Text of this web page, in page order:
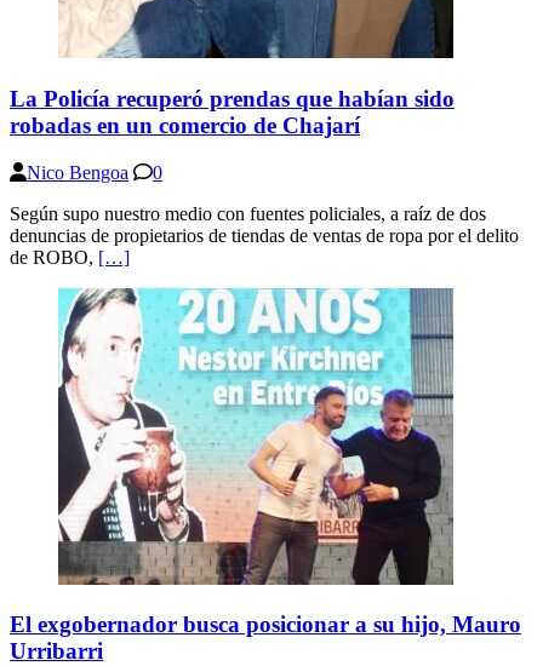
La Policía recuperó prendas que habían sido
robadas en un comercio de Chajarí
Nico Bengoa
0
Según supo nuestro medio con fuentes policiales, a raíz de dos
denuncias de propietarios de tiendas de ventas de ropa por el delito
de ROBO, […]
El exgobernador busca posicionar a su hijo, Mauro
Urribarri